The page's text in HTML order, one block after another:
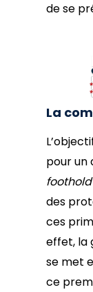
de se
La
pour un
foothold
des
ces
effet, la
se met
ce